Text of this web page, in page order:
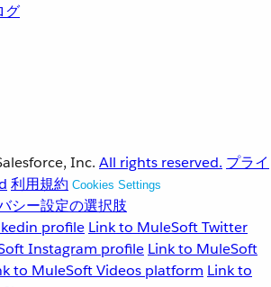
グ
Inc. All rights reserved. プライ
利用規約 Cookies Settings
シー設定の選択肢
profile Link to MuleSoft Twitter
Instagram profile Link to MuleSoft
to MuleSoft Videos platform Link to